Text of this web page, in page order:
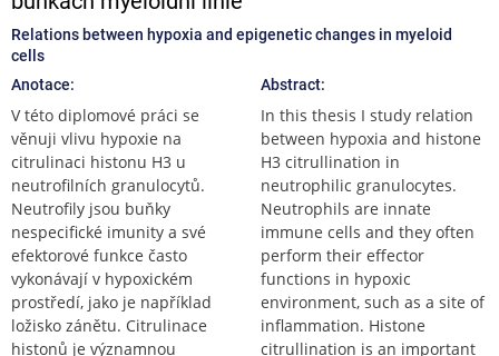
Relations between hypoxia and epigenetic changes in myeloid
cells
Anotace:
V této diplomové práci se
věnuji vlivu hypoxie na
citrulinaci histonu H3 u
neutrofilních granulocytů.
Neutrofily jsou buňky
nespecifické imunity a své
efektorové funkce často
vykonávají v hypoxickém
prostředí, jako je například
ložisko zánětu. Citrulinace
histonů je významnou
Abstract:
In this thesis I study relation
between hypoxia and histone
H3 citrullination in
neutrophilic granulocytes.
Neutrophils are innate
immune cells and they often
perform their effector
functions in hypoxic
environment, such as a site of
inflammation. Histone
citrullination is an important